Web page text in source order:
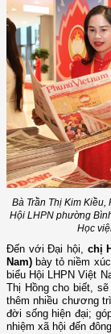
Bà Trần Thị Kim Kiều,
Hội LHPN phường
Học
Đến với Đại hội, chị
Nam) bày tỏ niềm
biểu Hội LHPN Việt
Thị Hồng cho biết,
thêm nhiều chương
đời sống hiện đại;
nhiệm xã hội đến